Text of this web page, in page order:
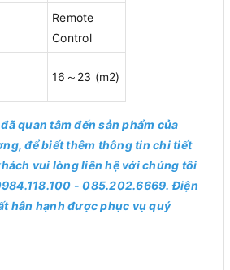
Remote
Control
16～23 (m2)
quan tâm đến sản phẩm của
để biết thêm thông tin chi tiết
vui lòng liên hệ với chúng tôi
- 085.202.6669. Điện
hân hạnh được phục vụ quý